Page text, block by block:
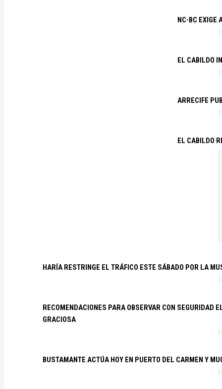
NC-BC EXIGE
EL CABILDO
ARRECIFE
EL CABILDO
HARÍA RESTRINGE EL TRÁFICO ESTE SÁBADO POR LA
RECOMENDACIONES PARA OBSERVAR CON SEGURIDAD
GRACIOSA
BUSTAMANTE ACTÚA HOY EN PUERTO DEL CARMEN Y